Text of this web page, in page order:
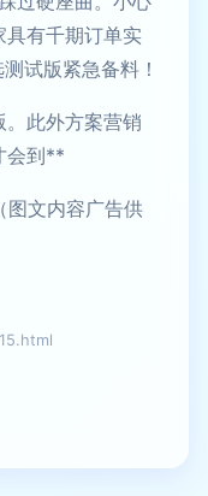
有千期订单实
试版紧急备料！
此外方案营销
会到**
图文内容广告供